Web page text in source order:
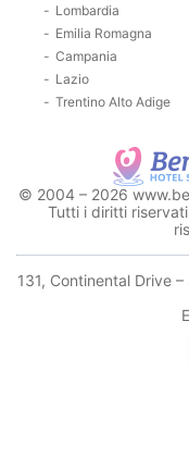
Lombardia
Emilia Romagna
Campania
Lazio
Trentino Alto Adige
© 2004 – 2026
Tutti i diritti
131, Continental Drive